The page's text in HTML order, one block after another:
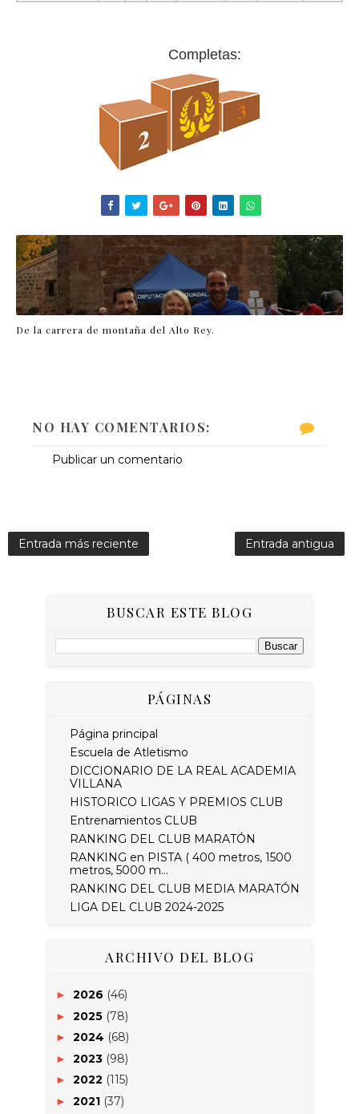
Completas:
De la carrera de montaña del Alto Rey.
NO HAY COMENTARIOS:
Publicar un comentario
Entrada más reciente Entrada antigua
BUSCAR ESTE BLOG
PÁGINAS
Página principal
Escuela de Atletismo
DICCIONARIO DE LA REAL ACADEMIA
VILLANA
HISTORICO LIGAS Y PREMIOS CLUB
Entrenamientos CLUB
RANKING DEL CLUB MARATÓN
RANKING en PISTA ( 400 metros, 1500
metros, 5000 m...
RANKING DEL CLUB MEDIA MARATÓN
LIGA DEL CLUB 2024-2025
ARCHIVO DEL BLOG
► 2026 (46)
► 2025 (78)
► 2024 (68)
► 2023 (98)
► 2022 (115)
► 2021 (37)